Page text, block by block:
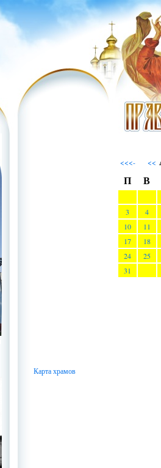
<<<- <<
П
В
3
4
10
11
17
18
24
25
31
Карта храмов